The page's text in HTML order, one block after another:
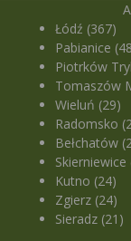
Łódź (367)
Pabianice
Piotrków
Tomaszów
Wieluń (29)
Radomsko
Bełchatów
Skierniewice
Kutno (24)
Zgierz (24)
Sieradz (21)